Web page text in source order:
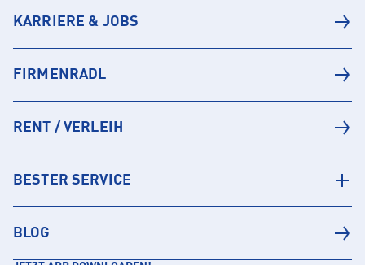
KARRIERE & JOBS
FIRMENRADL
RENT / VERLEIH
BESTER SERVICE
BLOG